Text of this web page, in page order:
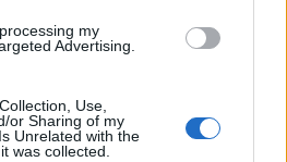
my
Advertising.
Use,
or Sharing of my
Unrelated with the
was collected.
potrebbe vedere in
soprattutto in vista di
ai prossimi tornei